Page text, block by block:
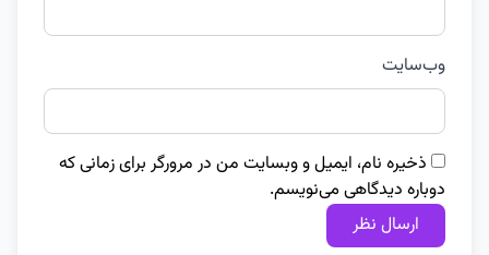
وب‌سایت
ذخیره نام، ایمیل و وبسایت من در مرورگر برای زمانی که
دوباره دیدگاهی می‌نویسم.